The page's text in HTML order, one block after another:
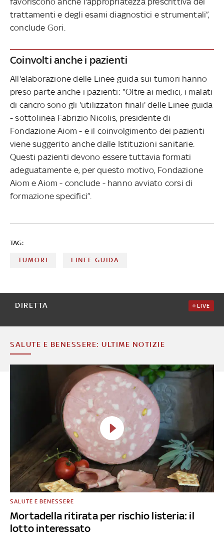
trattamenti e degli esami diagnostici e strumentali”,
conclude Gori.
Coinvolti anche i pazienti
All'elaborazione delle Linee guida sui tumori hanno
preso parte anche i pazienti: "Oltre ai medici, i malati
di cancro sono gli 'utilizzatori finali' delle Linee guida
- sottolinea Fabrizio Nicolis, presidente di
Fondazione Aiom - e il coinvolgimento dei pazienti
viene suggerito anche dalle Istituzioni sanitarie.
Questi pazienti devono essere tuttavia formati
adeguatamente e, per questo motivo, Fondazione
Aiom e Aiom - conclude - hanno avviato corsi di
formazione specifici”.
TAG:
TUMORI LINEE GUIDA
DIRETTA LIVE
SALUTE E BENESSERE: ULTIME NOTIZIE
Mortadella ritirata per rischio listeria: il
lotto interessato
SALUTE E BENESSERE